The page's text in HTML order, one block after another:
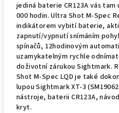
jediná baterie CR123A vás
000 hodin. Ultra Shot M-Spec
indikátorem vybití baterie,
zapnutí/vypnutí snímáním
spínačů, 12hodinovým
uzamykatelným rychle
doživotní zárukou Sightmark.
Shot M-Spec LQD je také
lupou Sightmark XT-3
nástroje, baterii CR123A,
kryt.